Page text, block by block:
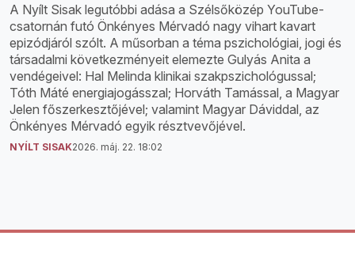
A Nyílt Sisak legutóbbi adása a Szélsőközép YouTube-
csatornán futó Önkényes Mérvadó nagy vihart kavart
epizódjáról szólt. A műsorban a téma pszichológiai, jogi és
társadalmi következményeit elemezte Gulyás Anita a
vendégeivel: Hal Melinda klinikai szakpszichológussal;
Tóth Máté energiajogásszal; Horváth Tamással, a Magyar
Jelen főszerkesztőjével; valamint Magyar Dáviddal, az
Önkényes Mérvadó egyik résztvevőjével.
NYÍLT SISAK2026. máj. 22. 18:02